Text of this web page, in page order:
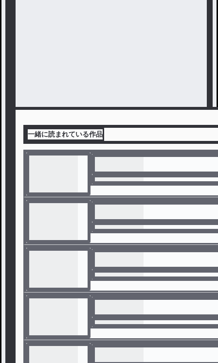
一緒に読まれている作品